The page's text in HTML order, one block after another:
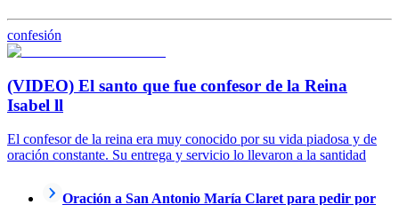
confesión
(VIDEO) El santo que fue confesor de la Reina
Isabel ll
El confesor de la reina era muy conocido por su vida piadosa y de
oración constante. Su entrega y servicio lo llevaron a la santidad
Oración a San Antonio María Claret para pedir por